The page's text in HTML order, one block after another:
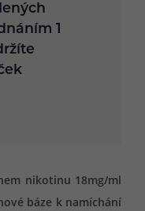
1
nikotinu 18mg/ml
báze k namíchání